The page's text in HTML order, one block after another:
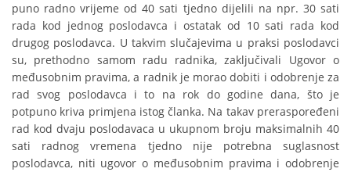
puno radno vrijeme od 40 sati tjedno dijelili na npr. 30 sati
rada kod jednog poslodavca i ostatak od 10 sati rada kod
drugog poslodavca. U takvim slučajevima u praksi poslodavci
su, prethodno samom radu radnika, zaključivali Ugovor o
međusobnim pravima, a radnik je morao dobiti i odobrenje za
rad svog poslodavca i to na rok do godine dana, što je
potpuno kriva primjena istog članka. Na takav preraspoređeni
rad kod dvaju poslodavaca u ukupnom broju maksimalnih 40
sati radnog vremena tjedno nije potrebna suglasnost
poslodavca, niti ugovor o međusobnim pravima i odobrenje